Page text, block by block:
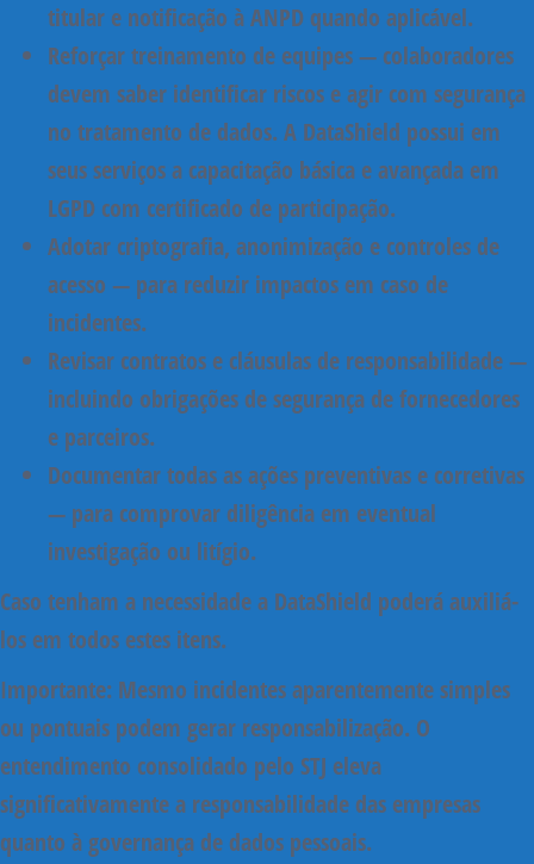
titular e notificação à ANPD quando aplicável.
Reforçar treinamento de equipes— colaboradores
devem saber identificar riscos e agir com segurança
no tratamento de dados. A DataShield possui em
seus serviços a capacitação básica e avançada em
LGPD com certificado de participação.
Adotar criptografia, anonimização e controles de
acesso — para reduzir impactos em caso de
incidentes.
Revisar contratos e cláusulas de responsabilidade—
incluindo obrigações de segurança de fornecedores
e parceiros.
Documentar todas as ações preventivas e corretivas
— para comprovar diligência em eventual
investigação ou litígio.
Caso tenham a necessidade a DataShield poderá auxiliá-
los em todos estes itens.
Importante: Mesmo incidentes aparentemente simples
ou pontuais podem gerar responsabilização. O
entendimento consolidado pelo STJ eleva
significativamente a responsabilidade das empresas
quanto à governança de dados pessoais.